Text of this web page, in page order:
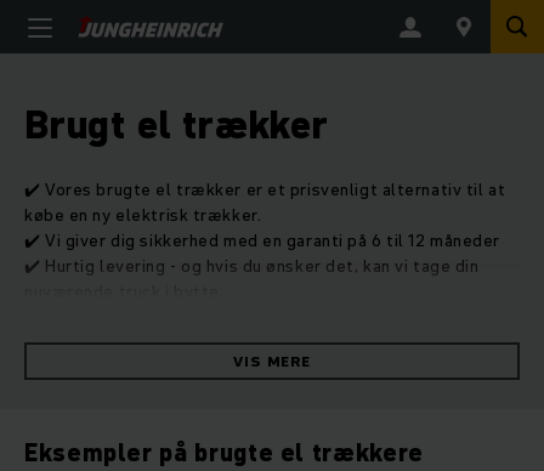
Brugt el trækker
✔️ Vores brugte el trækker er et prisvenligt alternativ til at
købe en ny elektrisk trækker.
✔️ Vi giver dig sikkerhed med en garanti på 6 til 12 måneder
✔️ Hurtig levering - og hvis du ønsker det, kan vi tage din
VIS MERE
Eksempler på brugte el trækkere